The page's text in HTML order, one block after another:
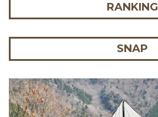
RANKING
SNAP